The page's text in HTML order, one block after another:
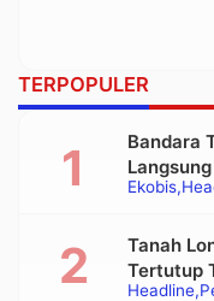
TERPOPULER
Ekobis
Bandara
Headline
Tanah
Tertutup